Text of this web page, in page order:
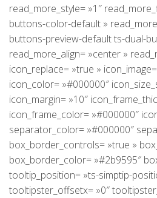
read_more_style= »1″
buttons-color-default »
buttons-preview-default ts-dual-
read_more_align= »center »
icon_replace= »true »
icon_color= »#000000″
icon_margin= »10″
icon_frame_color= »#000000″
separator_color= »#000000″
box_border_controls= »true »
box_border_color= »#2b9595″
tooltip_position= »ts-simptip-
tooltipster_offsetx= »0″